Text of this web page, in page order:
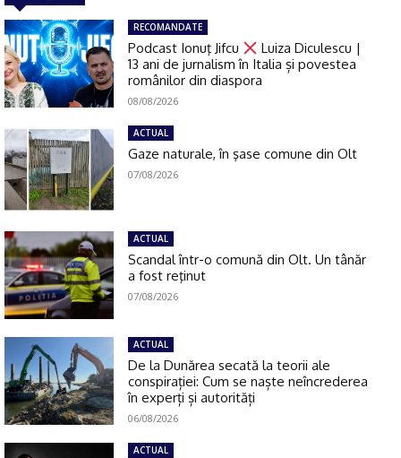
RECOMANDATE
Podcast Ionuţ Jifcu
Luiza Diculescu |
13 ani de jurnalism în Italia și povestea
românilor din diaspora
08/08/2026
ACTUAL
Gaze naturale, în şase comune din Olt
07/08/2026
ACTUAL
Scandal într-o comună din Olt. Un tânăr
a fost reţinut
07/08/2026
ACTUAL
De la Dunărea secată la teorii ale
conspirației: Cum se naște neîncrederea
în experți și autorități
06/08/2026
ACTUAL